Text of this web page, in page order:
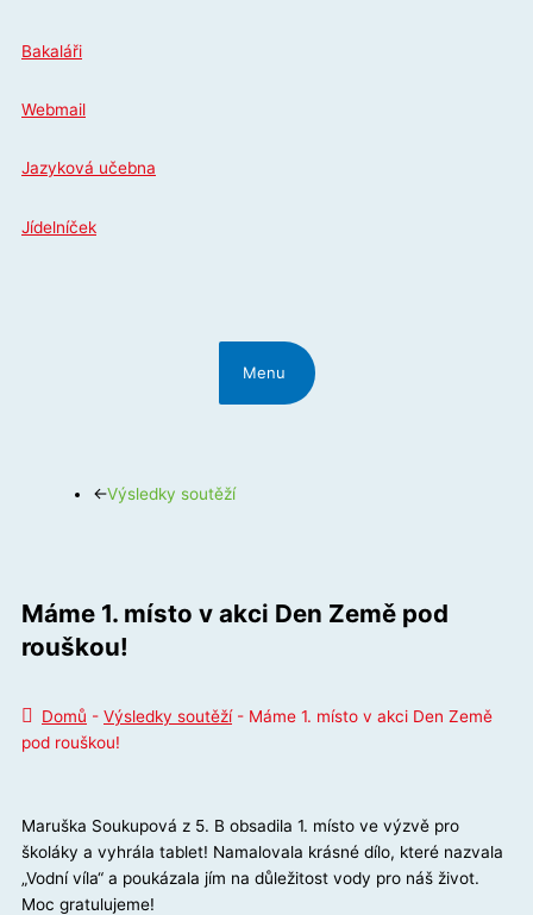
obsah
Bakaláři
Webmail
Jazyková učebna
Jídelníček
Menu
←Výsledky soutěží
Máme 1. místo v akci Den Země pod
rouškou!
Domů - Výsledky soutěží- Máme 1. místo v akci Den Země
pod rouškou!
Maruška Soukupová z 5. B obsadila 1. místo ve výzvě pro
školáky a vyhrála tablet! Namalovala krásné dílo, které nazvala
„Vodní víla“ a poukázala jím na důležitost vody pro náš život.
Moc gratulujeme!